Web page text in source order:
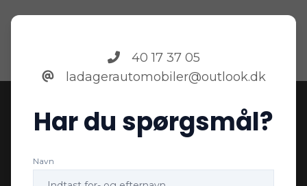
40 17 37 05
ladagerautomobiler@outlook.dk
Har du spørgsmål?
Navn